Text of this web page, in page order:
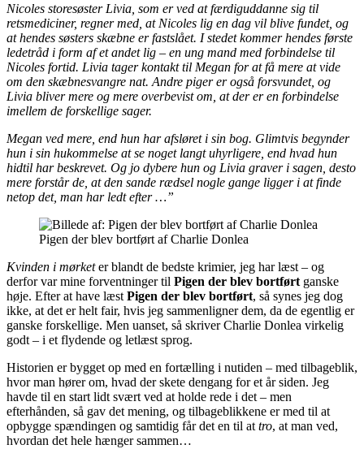
Nicoles storesøster Livia, som er ved at færdiguddanne sig til
retsmediciner, regner med, at Nicoles lig en dag vil blive fundet, og
at hendes søsters skæbne er fastslået. I stedet kommer hendes første
ledetråd i form af et andet lig – en ung mand med forbindelse til
Nicoles fortid. Livia tager kontakt til Megan for at få mere at vide
om den skæbnesvangre nat. Andre piger er også forsvundet, og
Livia bliver mere og mere overbevist om, at der er en forbindelse
imellem de forskellige sager.
Megan ved mere, end hun har afsløret i sin bog. Glimtvis begynder
hun i sin hukommelse at se noget langt uhyrligere, end hvad hun
hidtil har beskrevet. Og jo dybere hun og Livia graver i sagen, desto
mere forstår de, at den sande rædsel nogle gange ligger i at finde
netop det, man har ledt efter …”
Pigen der blev bortført af Charlie Donlea
Kvinden i mørketer blandt de bedste krimier, jeg har læst – og
derfor var mine forventninger til Pigen der blev bortført ganske
høje. Efter at have læst Pigen der blev bortført, så synes jeg dog
ikke, at det er helt fair, hvis jeg sammenligner dem, da de egentlig er
ganske forskellige. Men uanset, så skriver Charlie Donlea virkelig
godt – i et flydende og letlæst sprog.
Historien er bygget op med en fortælling i nutiden – med tilbageblik,
hvor man hører om, hvad der skete dengang for et år siden. Jeg
havde til en start lidt svært ved at holde rede i det – men
efterhånden, så gav det mening, og tilbageblikkene er med til at
opbygge spændingen og samtidig får det en til at tro, at man ved,
hvordan det hele hænger sammen…